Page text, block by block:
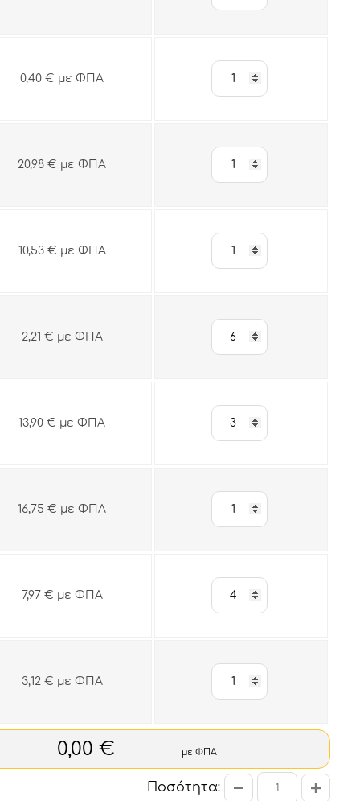
0,40 € με ΦΠΑ
20,98 € με ΦΠΑ
10,53 € με ΦΠΑ
2,21 € με ΦΠΑ
13,90 € με ΦΠΑ
16,75 € με ΦΠΑ
7,97 € με ΦΠΑ
3,12 € με ΦΠΑ
0,00 € με ΦΠΑ
Ποσότητα: